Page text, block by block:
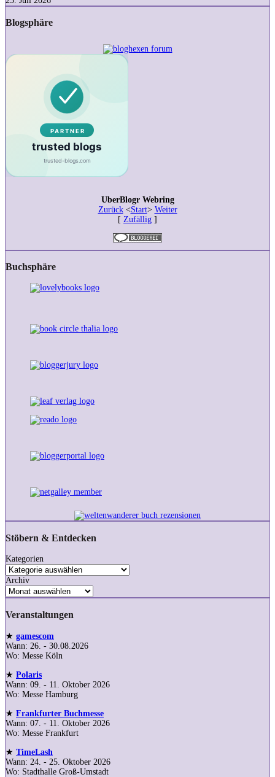
von
Doyle
Blogsphäre
UberBlogr Webring
Zurück<Start> Weiter
[ Zufällig ]
Buchsphäre
Stöbern & Entdecken
Kategorien
Archiv
Veranstaltungen
★ gamescom
Wann: 26. - 30.08.2026
Wo: Messe Köln
★ Polaris
Wann: 09. - 11. Oktober 2026
Wo: Messe Hamburg
★ Frankfurter Buchmesse
Wann: 07. - 11. Oktober 2026
Wo: Messe Frankfurt
★ TimeLash
Wann: 24. - 25. Oktober 2026
Wo: Stadthalle Groß-Umstadt